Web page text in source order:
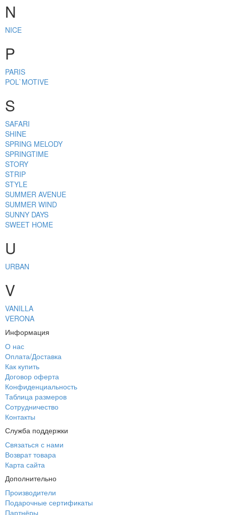
N
NICE
P
PARIS
POL`MOTIVE
S
SAFARI
SHINE
SPRING MELODY
SPRINGTIME
STORY
STRIP
STYLE
SUMMER AVENUE
SUMMER WIND
SUNNY DAYS
SWEET HOME
U
URBAN
V
VANILLA
VERONA
Информация
О нас
Оплата/Доставка
Как купить
Договор оферта
Конфиденциальность
Таблица размеров
Сотрудничество
Контакты
Служба поддержки
Связаться с нами
Возврат товара
Карта сайта
Дополнительно
Производители
Подарочные сертификаты
Партнёры